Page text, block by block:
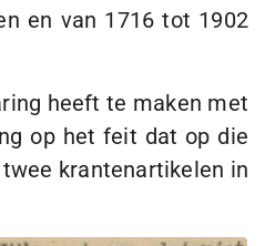
en van 1716 tot 1902
heeft te maken met
op het feit dat op die
krantenartikelen in